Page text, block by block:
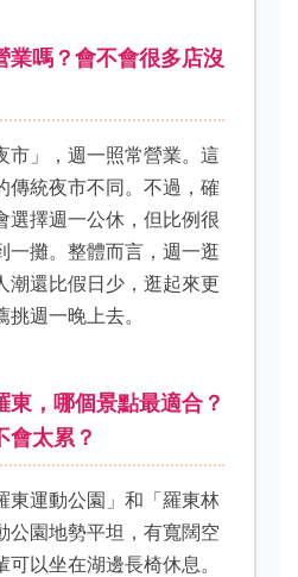
業嗎？會不會很多店沒
市」，週一照常營業。這
傳統夜市不同。不過，確
選擇週一公休，但比例很
一攤。整體而言，週一逛
潮還比假日少，逛起來更
週一晚上去。
東，哪個景點最適合？
會太累？
東運動公園」和「羅東林
公園地勢平坦，有寬闊空
以坐在湖邊長椅休息。